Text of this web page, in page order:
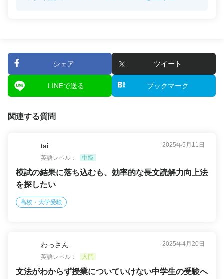
シェア ツイート
LINEで送る ブックマーク
関連する質問
tai
2025年5月11日
英語レベル：
中級
模試の結果に落ち込むも、効率的な長文読解力向上法
を探したい
高校・大学受験
わっさん
2025年4月20日
英語レベル：
入門
文法がわからず授業についていけない中学生の受験へ